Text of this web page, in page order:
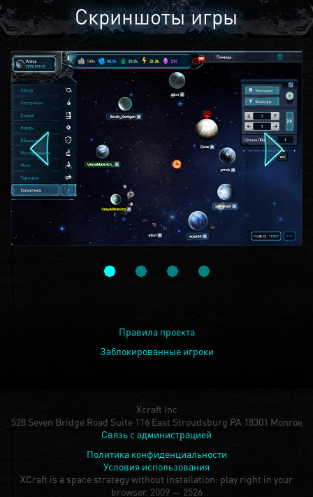
Скриншоты игры
Правила проекта
Заблокированные игроки
Xcraft Inc
528 Seven Bridge Road Suite 116 East Stroudsburg PA 18301 Monroe
Связь с администрацией
Политика конфиденциальности
Условия использования
XCraft is a space strategy without installation: play right in your
browser. 2009 — 2526